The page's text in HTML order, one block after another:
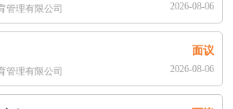
管理有限公司 2026-08-06
面议
管理有限公司 2026-08-06